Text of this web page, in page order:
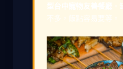
型台中寵物友善餐廳。
不多，飯點容易要等。